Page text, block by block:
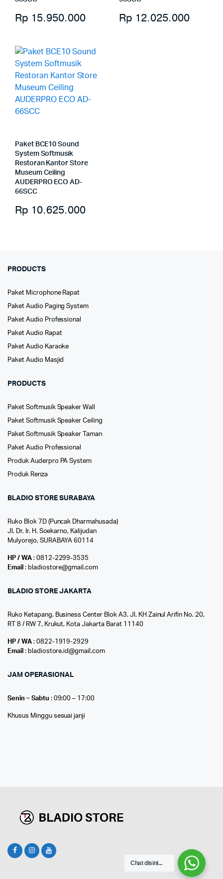
Rp 15.950.000 Rp 12.025.000
Paket BCE10 Sound
System Softmusik
Restoran Kantor Store
Museum Ceiling
AUDERPRO ECO AD-
66SCC
Rp 10.625.000
PRODUCTS
Paket Microphone Rapat
Paket Audio Paging System
Paket Audio Professional
Paket Audio Rapat
Paket Audio Karaoke
Paket Audio Masjid
PRODUCTS
Paket Softmusik Speaker Wall
Paket Softmusik Speaker Ceiling
Paket Softmusik Speaker Taman
Paket Audio Professional
Produk Auderpro PA System
Produk Renza
BLADIO STORE SURABAYA
Ruko Blok 7D (Puncak Dharmahusada)
Jl. Dr. Ir. H. Soekarno, Kalijudan
Mulyorejo, SURABAYA 60114
HP / WA: 0812-2299-3535
Email : bladiostore@gmail.com
BLADIO STORE JAKARTA
Ruko Ketapang. Business Center Blok A3. Jl. KH Zainul Arifin No. 20,
RT 8 / RW 7, Krukut, Kota Jakarta Barat 11140
HP / WA: 0822-1919-2929
Email : bladiostore.id@gmail.com
JAM OPERASIONAL
Senin – Sabtu : 09:00 – 17:00
Khusus Minggu sesuai janji
Chat disini...